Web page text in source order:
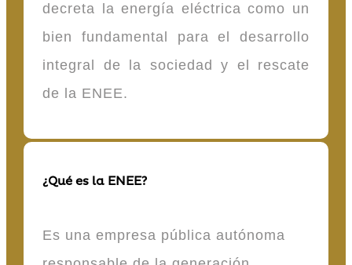
decreta la energía eléctrica como un
bien fundamental para el desarrollo
integral de la sociedad y el rescate
de la ENEE.
¿Qué es la ENEE?
Es una empresa pública autónoma